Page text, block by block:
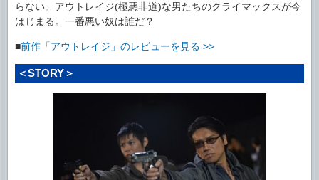
らない。アウトレイジ(極悪非道)な男たちのクライマックスが今
はじまる。一番悪い奴は誰だ？
■前作「アウトレイジ」のレビューを見る >>
＜STORY＞